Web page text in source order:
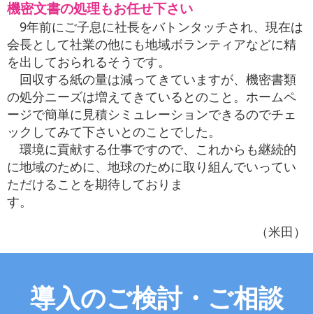
機密文書の処理もお任せ下さい
9年前にご子息に社長をバトンタッチされ、現在は
会長として社業の他にも地域ボランティアなどに精
を出しておられるそうです。
回収する紙の量は減ってきていますが、機密書類
の処分ニーズは増えてきているとのこと。ホームペ
ージで簡単に見積シミュレーションできるのでチェ
ックしてみて下さいとのことでした。
環境に貢献する仕事ですので、これからも継続的
に地域のために、地球のために取り組んでいってい
ただけることを期待しておりま
す
（米田）
導入のご検討・ご相談